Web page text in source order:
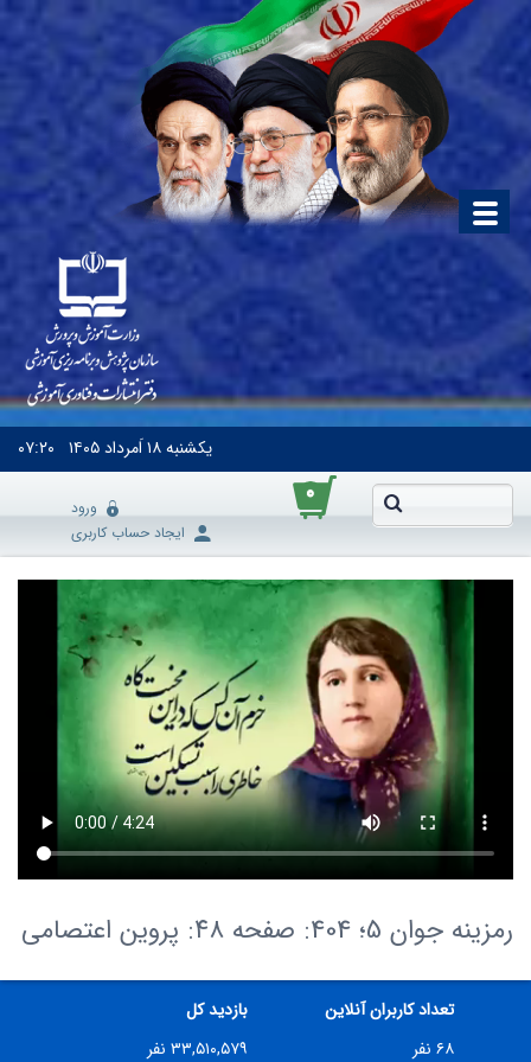
یکشنبه۱۸ اَمرداد ۱۴۰۵ ۰۷:۲۰
۰
ورود
ایجاد حساب کاربری
رمزینه جوان 5؛ 404: صفحه ۴۸: پروین اعتصامی
تعداد کاربران آنلاین
۶۸ نفر
بازدید کل
۳۳,۵۱۰,۵۷۹ نفر